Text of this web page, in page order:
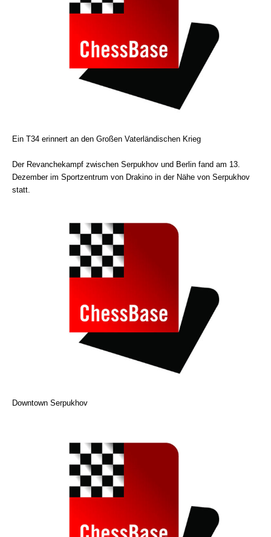
Ein T34 erinnert an den Großen Vaterländischen Krieg
Der Revanchekampf zwischen Serpukhov und Berlin fand am 13.
Dezember im Sportzentrum von Drakino in der Nähe von Serpukhov
statt.
Downtown Serpukhov